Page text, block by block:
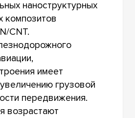
наноструктурных
композитов
CNT.
имеет
грузовой
передвижения.
возрастают